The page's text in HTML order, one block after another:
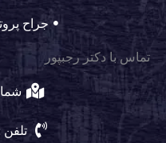
جراح
تماس با دکتر رجبپور
تلفن :